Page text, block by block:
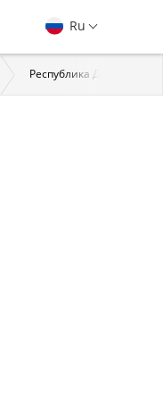
Ru
Республика Дагестан: